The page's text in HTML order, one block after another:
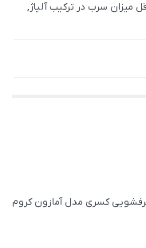
میزان سرب در ترکیب آلیاژ,
کسری مدل آمازون کروم